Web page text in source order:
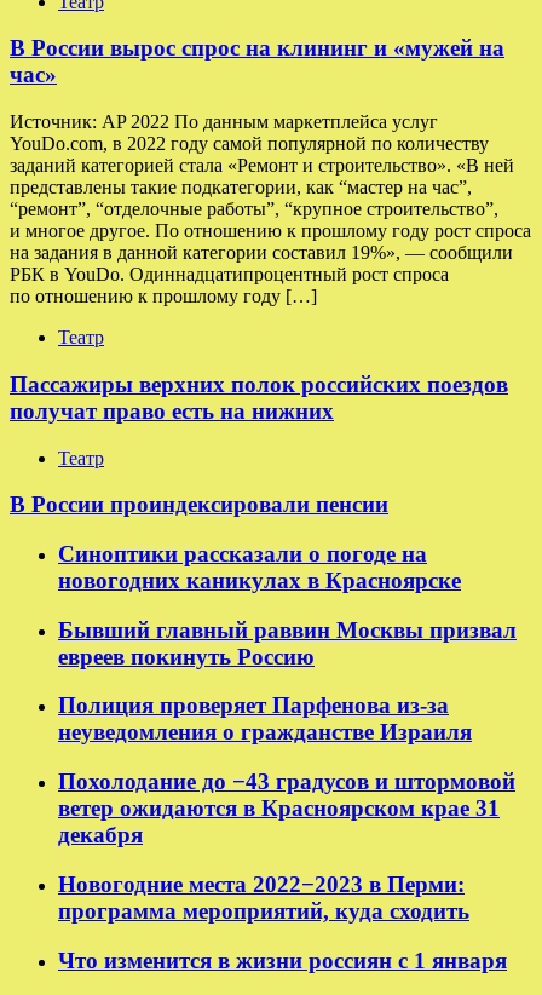
В России вырос спрос на клининг и «мужей на
час»
Источник: AP 2022 По данным маркетплейса услуг
YouDo.com, в 2022 году самой популярной по количеству
заданий категорией стала «Ремонт и строительство». «В ней
представлены такие подкатегории, как “мастер на час”,
“ремонт”, “отделочные работы”, “крупное строительство”,
и многое другое. По отношению к прошлому году рост спроса
на задания в данной категории составил 19%», — сообщили
РБК в YouDo. Одиннадцатипроцентный рост спроса
по отношению к прошлому году […]
Театр
Пассажиры верхних полок российских поездов
получат право есть на нижних
Театр
В России проиндексировали пенсии
Синоптики рассказали о погоде на
новогодних каникулах в Красноярске
Бывший главный раввин Москвы призвал
евреев покинуть Россию
Полиция проверяет Парфенова из-за
неуведомления о гражданстве Израиля
Похолодание до −43 градусов и штормовой
ветер ожидаются в Красноярском крае 31
декабря
Новогодние места 2022−2023 в Перми:
программа мероприятий, куда сходить
Что изменится в жизни россиян с 1 января